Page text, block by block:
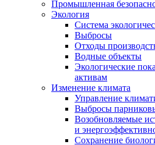
Промышленная
Экология
Система
Выбросы
Отходы
Водные объекты
Экологические
активам
Изменение климата
Управление
Выбросы
Возобновляемые
и
Сохранение